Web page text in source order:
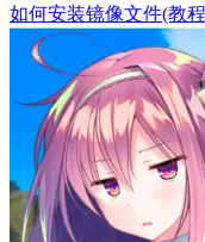
如何安装镜像文件(教